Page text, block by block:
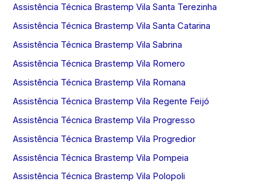
Assistência Técnica Brastemp Vila Santa Terezinha
Assistência Técnica Brastemp Vila Santa Catarina
Assistência Técnica Brastemp Vila Sabrina
Assistência Técnica Brastemp Vila Romero
Assistência Técnica Brastemp Vila Romana
Assistência Técnica Brastemp Vila Regente Feijó
Assistência Técnica Brastemp Vila Progresso
Assistência Técnica Brastemp Vila Progredior
Assistência Técnica Brastemp Vila Pompeia
Assistência Técnica Brastemp Vila Polopoli